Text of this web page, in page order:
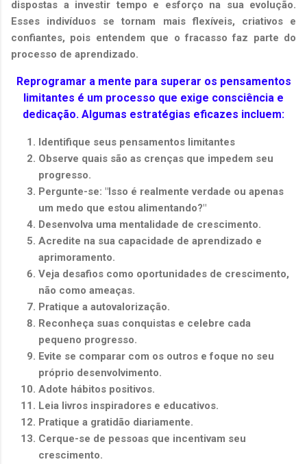
dispostas a investir tempo e esforço na sua evolução.
Esses indivíduos se tornam mais flexíveis, criativos e
confiantes, pois entendem que o fracasso faz parte do
processo de aprendizado.
Reprogramar a mente para superar os pensamentos
limitantes é um processo que exige consciência e
dedicação. Algumas estratégias eficazes incluem:
Identifique seus pensamentos limitantes
Observe quais são as crenças que impedem seu
progresso.
Pergunte-se: "Isso é realmente verdade ou apenas
um medo que estou alimentando?"
Desenvolva uma mentalidade de crescimento.
Acredite na sua capacidade de aprendizado e
aprimoramento.
Veja desafios como oportunidades de crescimento,
não como ameaças.
Pratique a autovalorização.
Reconheça suas conquistas e celebre cada
pequeno progresso.
Evite se comparar com os outros e foque no seu
próprio desenvolvimento.
Adote hábitos positivos.
Leia livros inspiradores e educativos.
Pratique a gratidão diariamente.
Cerque-se de pessoas que incentivam seu
crescimento.